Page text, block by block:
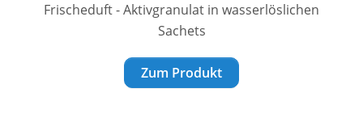
Frischeduft - Aktivgranulat in wasserlöslichen
Sachets
Zum Produkt